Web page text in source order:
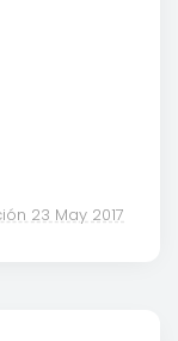
23 May 2017